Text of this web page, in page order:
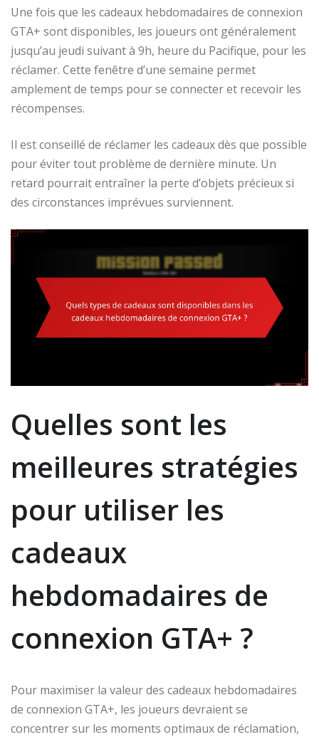
Une fois que les cadeaux hebdomadaires de connexion
GTA+ sont disponibles, les joueurs ont généralement
jusqu’au jeudi suivant à 9h, heure du Pacifique, pour les
réclamer. Cette fenêtre d’une semaine permet
amplement de temps pour se connecter et recevoir les
récompenses.
Il est conseillé de réclamer les cadeaux dès que possible
pour éviter tout problème de dernière minute. Un
retard pourrait entraîner la perte d’objets précieux si
des circonstances imprévues surviennent.
Quelles sont les
meilleures stratégies
pour utiliser les
cadeaux
hebdomadaires de
connexion GTA+ ?
Pour maximiser la valeur des cadeaux hebdomadaires
de connexion GTA+, les joueurs devraient se
concentrer sur les moments optimaux de réclamation,